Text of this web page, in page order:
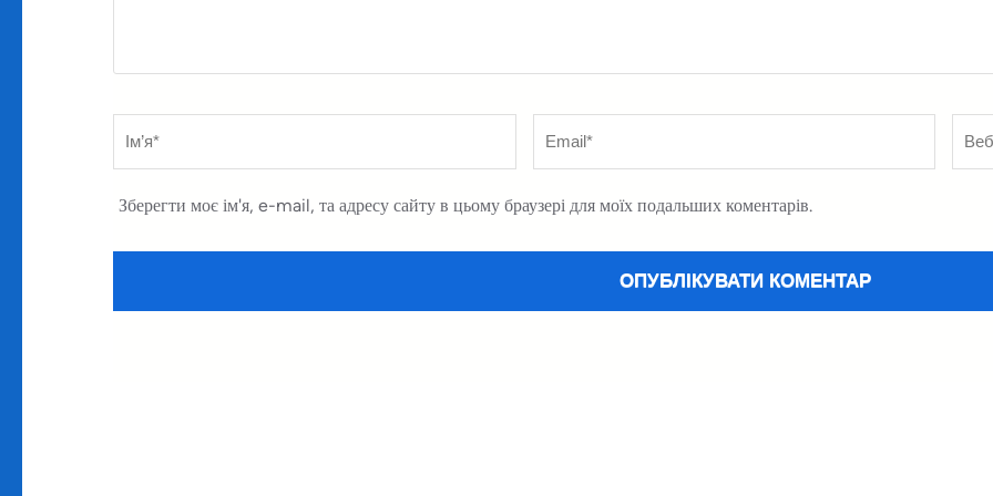
Ім’я * Email *
Зберегти моє ім'я, e-mail, та адресу сайту в цьому браузері для моїх подальших коментарів.